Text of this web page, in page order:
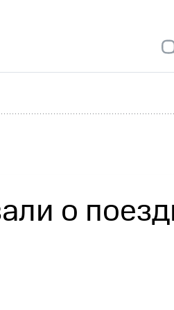
Медиа-
Пригласить спикера
и аудитРынок акций
о